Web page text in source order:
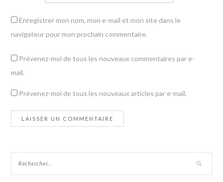
Enregistrer mon nom, mon e-mail et mon site dans le
navigateur pour mon prochain commentaire.
Prévenez-moi de tous les nouveaux commentaires par e-
mail.
Prévenez-moi de tous les nouveaux articles par e-mail.